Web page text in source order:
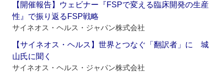
【開催報告】ウェビナー『FSPで変える臨床開発の生産
性』で振り返るFSP戦略
サイネオス・ヘルス・ジャパン株式会社
【サイネオス・ヘルス】世界とつなぐ「翻訳者」に 城
山氏に聞く
サイネオス・ヘルス・ジャパン株式会社